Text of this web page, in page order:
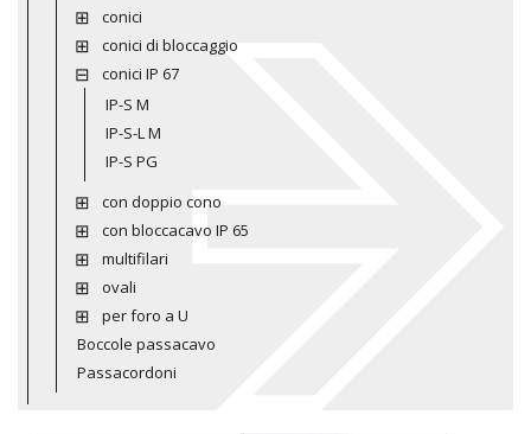
conici
conici di bloccaggio
conici IP 67
IP-S M
IP-S-L M
IP-S PG
con doppio cono
con bloccacavo IP 65
multifilari
ovali
per foro a U
Boccole passacavo
Passacordoni